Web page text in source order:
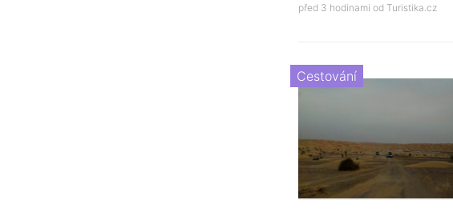
před 3 hodinami od Turistika.cz
Cestování